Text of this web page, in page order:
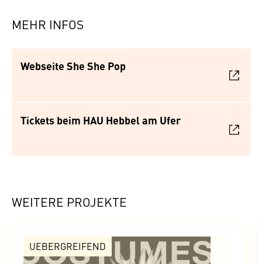
MEHR INFOS
Webseite She She Pop
Tickets beim HAU Hebbel am Ufer
WEITERE PROJEKTE
UEBERGREIFEND